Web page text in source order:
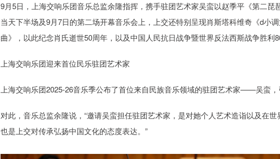
9月5日，上海交响乐团音乐总监余隆指挥，携手驻团艺术家吴蛮以赵季平《第二琵
当天下半场及9月7日的第二场开幕音乐会上，上交还特别呈现肖斯塔科维奇《d小
曲》，以此纪念肖氏逝世50周年，以及中国人民抗日战争暨世界反法西斯战争胜利
上海交响乐团迎来首位民乐驻团艺术家
上海交响乐团2025-26音乐季公布了首位来自民族音乐领域的驻团艺术家——吴蛮，
对此，音乐总监余隆说，“邀请吴蛮担任驻团艺术家，是对她个人艺术造诣以及在世
也是上交对传承弘扬中国文化的态度表达。”